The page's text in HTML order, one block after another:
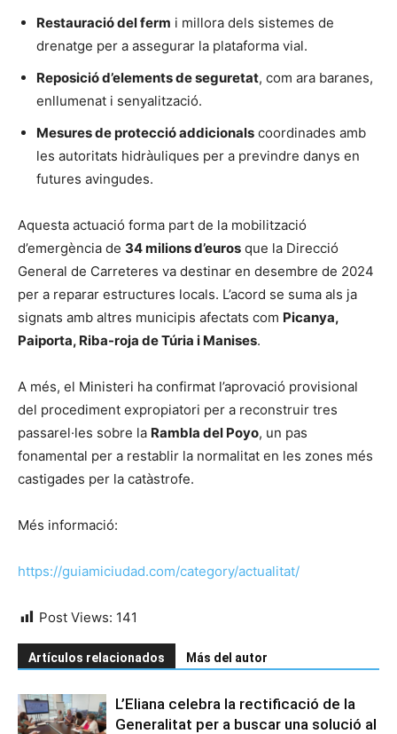
Restauració del ferm i millora dels sistemes de
drenatge per a assegurar la plataforma vial.
Reposició d’elements de seguretat, com ara baranes,
enllumenat i senyalització.
Mesures de protecció addicionals coordinades amb
les autoritats hidràuliques per a previndre danys en
futures avingudes.
Aquesta actuació forma part de la mobilització
d’emergència de 34 milions d’euros que la Direcció
General de Carreteres va destinar en desembre de 2024
per a reparar estructures locals. L’acord se suma als ja
signats amb altres municipis afectats com Picanya,
Paiporta, Riba-roja de Túria i Manises.
A més, el Ministeri ha confirmat l’aprovació provisional
del procediment expropiatori per a reconstruir tres
passarel·les sobre la Rambla del Poyo, un pas
fonamental per a restablir la normalitat en les zones més
castigades per la catàstrofe.
Més informació:
https://guiamiciudad.com/category/actualitat/
Post Views: 141
Artículos relacionados Más del autor
L’Eliana celebra la rectificació de la
Generalitat per a buscar una solució al